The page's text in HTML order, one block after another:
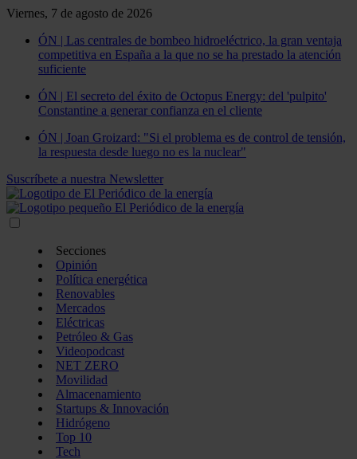
Viernes, 7 de agosto de 2026
ÓN | Las centrales de bombeo hidroeléctrico, la gran ventaja
competitiva en España a la que no se ha prestado la atención
suficiente
ÓN | El secreto del éxito de Octopus Energy: del 'pulpito'
Constantine a generar confianza en el cliente
ÓN | Joan Groizard: "Si el problema es de control de tensión,
la respuesta desde luego no es la nuclear"
Suscríbete a nuestra Newsletter
Secciones
Opinión
Política energética
Renovables
Mercados
Eléctricas
Petróleo & Gas
Videopodcast
NET ZERO
Movilidad
Almacenamiento
Startups & Innovación
Hidrógeno
Top 10
Tech